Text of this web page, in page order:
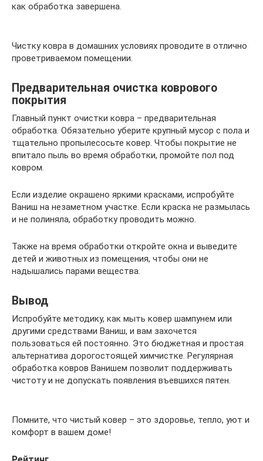
как обработка завершена.
Чистку ковра в домашних условиях проводите в отлично
проветриваемом помещении.
Предварительная очистка коврового
покрытия
Главный пункт очистки ковра – предварительная
обработка. Обязательно уберите крупный мусор с пола и
тщательно пропылесосьте ковер. Чтобы покрытие не
впитало пыль во время обработки, промойте пол под
ковром.
Если изделие окрашено яркими красками, испробуйте
Ваниш на незаметном участке. Если краска не размылась
и не полиняла, обработку проводить можно.
Также на время обработки откройте окна и выведите
детей и животных из помещения, чтобы они не
надышались парами вещества.
Вывод
Испробуйте методику, как мыть ковер шампунем или
другими средствами Ваниш, и вам захочется
пользоваться ей постоянно. Это бюджетная и простая
альтернатива дорогостоящей химчистке. Регулярная
обработка ковров Ванишем позволит поддерживать
чистоту и не допускать появления въевшихся пятен.
Помните, что чистый ковер – это здоровье, тепло, уют и
комфорт в вашем доме!